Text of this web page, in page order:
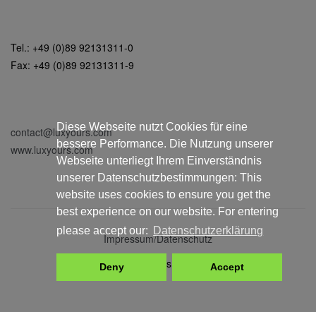
Tel.: +49 (0)89 92131311-0
Fax: +49 (0)89 92131311-9
contact@luxyours.com
www.luxyours.com
Impressum/Datenschutz
© LuxYours 2025
Diese Webseite nutzt Cookies für eine
bessere Performance. Die Nutzung unserer
Webseite unterliegt Ihrem Einverständnis
unserer Datenschutzbestimmungen: This
website uses cookies to ensure you get the
best experience on our website. For entering
please accept our:
Datenschutzerklärung
Deny Accept